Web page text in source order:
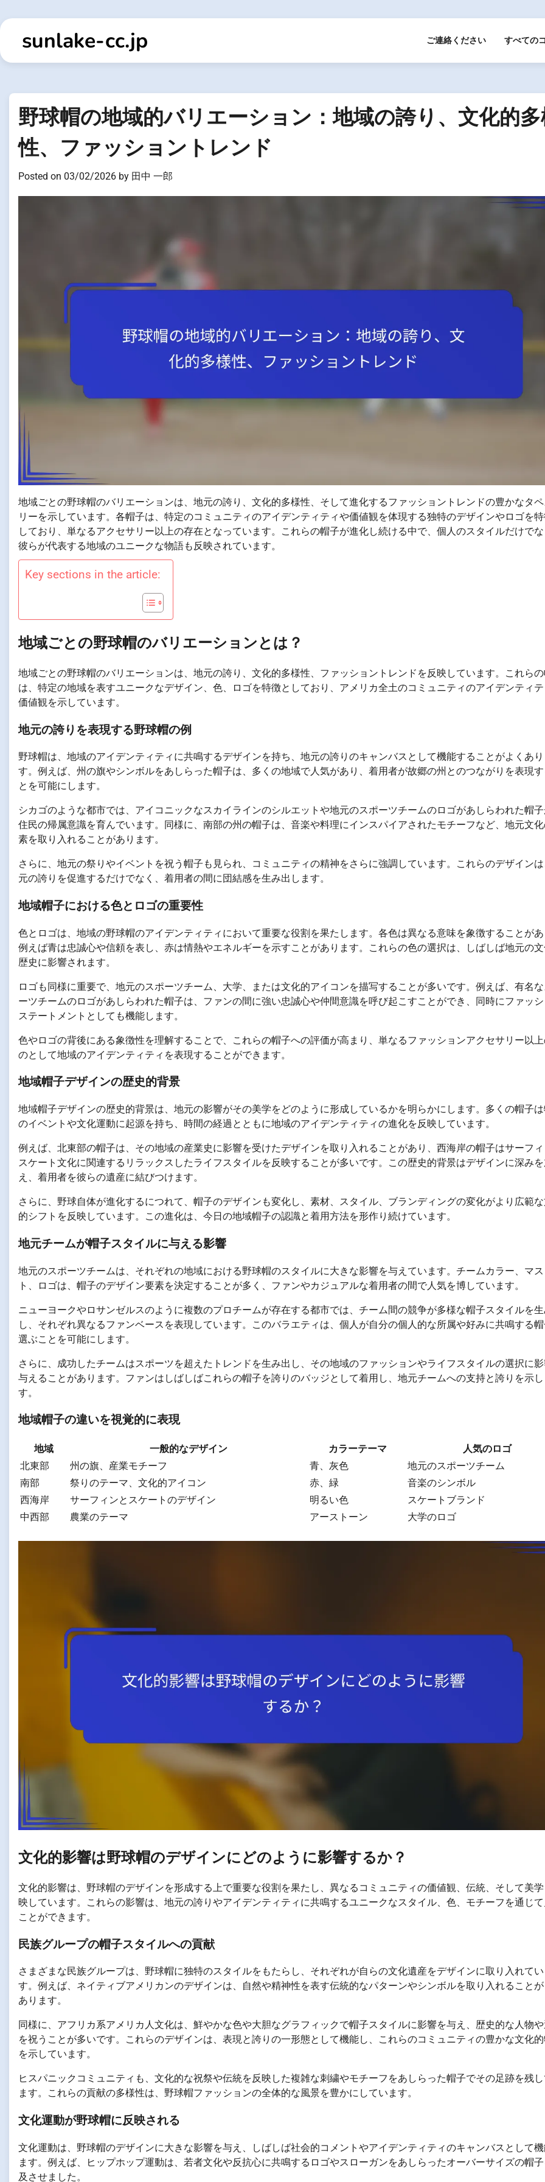
to
contentsunlake-cc.jp ご連絡ください すべての
野球帽の地域的バリエーション：地域の誇り、文化的
性、ファッショントレンド
Posted on 03/02/2026 by 田中 一郎
地域ごとの野球帽のバリエーションは、地元の誇り、文化的多様性、そして進化するファッショントレンドの豊かなタ
リーを示しています。各帽子は、特定のコミュニティのアイデンティティや価値観を体現する独特のデザインやロゴを
しており、単なるアクセサリー以上の存在となっています。これらの帽子が進化し続ける中で、個人のスタイルだけで
彼らが代表する地域のユニークな物語も反映されています。
Key sections in the article:
地域ごとの野球帽のバリエーションとは？
地域ごとの野球帽のバリエーションは、地元の誇り、文化的多様性、ファッショントレンドを反映しています。これら
は、特定の地域を表すユニークなデザイン、色、ロゴを特徴としており、アメリカ全土のコミュニティのアイデンティ
価値観を示しています。
地元の誇りを表現する野球帽の例
野球帽は、地域のアイデンティティに共鳴するデザインを持ち、地元の誇りのキャンバスとして機能することがよくあ
す。例えば、州の旗やシンボルをあしらった帽子は、多くの地域で人気があり、着用者が故郷の州とのつながりを表現
とを可能にします。
シカゴのような都市では、アイコニックなスカイラインのシルエットや地元のスポーツチームのロゴがあしらわれた帽
住民の帰属意識を育んでいます。同様に、南部の州の帽子は、音楽や料理にインスパイアされたモチーフなど、地元文
素を取り入れることがあります。
さらに、地元の祭りやイベントを祝う帽子も見られ、コミュニティの精神をさらに強調しています。これらのデザイン
元の誇りを促進するだけでなく、着用者の間に団結感を生み出します。
地域帽子における色とロゴの重要性
色とロゴは、地域の野球帽のアイデンティティにおいて重要な役割を果たします。各色は異なる意味を象徴することが
例えば青は忠誠心や信頼を表し、赤は情熱やエネルギーを示すことがあります。これらの色の選択は、しばしば地元の
歴史に影響されます。
ロゴも同様に重要で、地元のスポーツチーム、大学、または文化的アイコンを描写することが多いです。例えば、有名
ーツチームのロゴがあしらわれた帽子は、ファンの間に強い忠誠心や仲間意識を呼び起こすことができ、同時にファッ
ステートメントとしても機能します。
色やロゴの背後にある象徴性を理解することで、これらの帽子への評価が高まり、単なるファッションアクセサリー以
のとして地域のアイデンティティを表現することができます。
地域帽子デザインの歴史的背景
地域帽子デザインの歴史的背景は、地元の影響がその美学をどのように形成しているかを明らかにします。多くの帽子
のイベントや文化運動に起源を持ち、時間の経過とともに地域のアイデンティティの進化を反映しています。
例えば、北東部の帽子は、その地域の産業史に影響を受けたデザインを取り入れることがあり、西海岸の帽子はサーフ
スケート文化に関連するリラックスしたライフスタイルを反映することが多いです。この歴史的背景はデザインに深み
え、着用者を彼らの遺産に結びつけます。
さらに、野球自体が進化するにつれて、帽子のデザインも変化し、素材、スタイル、ブランディングの変化がより広範
的シフトを反映しています。この進化は、今日の地域帽子の認識と着用方法を形作り続けています。
地元チームが帽子スタイルに与える影響
地元のスポーツチームは、それぞれの地域における野球帽のスタイルに大きな影響を与えています。チームカラー、マ
ト、ロゴは、帽子のデザイン要素を決定することが多く、ファンやカジュアルな着用者の間で人気を博しています。
ニューヨークやロサンゼルスのように複数のプロチームが存在する都市では、チーム間の競争が多様な帽子スタイルを
し、それぞれ異なるファンベースを表現しています。このバラエティは、個人が自分の個人的な所属や好みに共鳴する
選ぶことを可能にします。
さらに、成功したチームはスポーツを超えたトレンドを生み出し、その地域のファッションやライフスタイルの選択に
与えることがあります。ファンはしばしばこれらの帽子を誇りのバッジとして着用し、地元チームへの支持と誇りを示
す。
地域帽子の違いを視覚的に表現
地域 一般的なデザイン カラーテーマ
人気のロゴ
北東部
州の旗、産業モチーフ 青、灰色
地元のスポーツチーム
南部
祭りのテーマ、文化的アイコン 赤、緑
音楽のシンボル
西海岸
サーフィンとスケートのデザイン 明るい色
スケートブランド
中西部
農業のテーマ アーストーン 大学のロゴ
文化的影響は野球帽のデザインにどのように影響するか？
文化的影響は、野球帽のデザインを形成する上で重要な役割を果たし、異なるコミュニティの価値観、伝統、そして美
映しています。これらの影響は、地元の誇りやアイデンティティに共鳴するユニークなスタイル、色、モチーフを通じ
ことができます。
民族グループの帽子スタイルへの貢献
さまざまな民族グループは、野球帽に独特のスタイルをもたらし、それぞれが自らの文化遺産をデザインに取り入れて
す。例えば、ネイティブアメリカンのデザインは、自然や精神性を表す伝統的なパターンやシンボルを取り入れること
あります。
同様に、アフリカ系アメリカ人文化は、鮮やかな色や大胆なグラフィックで帽子スタイルに影響を与え、歴史的な人物
を祝うことが多いです。これらのデザインは、表現と誇りの一形態として機能し、これらのコミュニティの豊かな文化
を示しています。
ヒスパニックコミュニティも、文化的な祝祭や伝統を反映した複雑な刺繍やモチーフをあしらった帽子でその足跡を残
ます。これらの貢献の多様性は、野球帽ファッションの全体的な風景を豊かにしています。
文化運動が野球帽に反映される
文化運動は、野球帽のデザインに大きな影響を与え、しばしば社会的コメントやアイデンティティのキャンバスとして
ます。例えば、ヒップホップ運動は、若者文化や反抗心に共鳴するロゴやスローガンをあしらったオーバーサイズの帽
及させました。